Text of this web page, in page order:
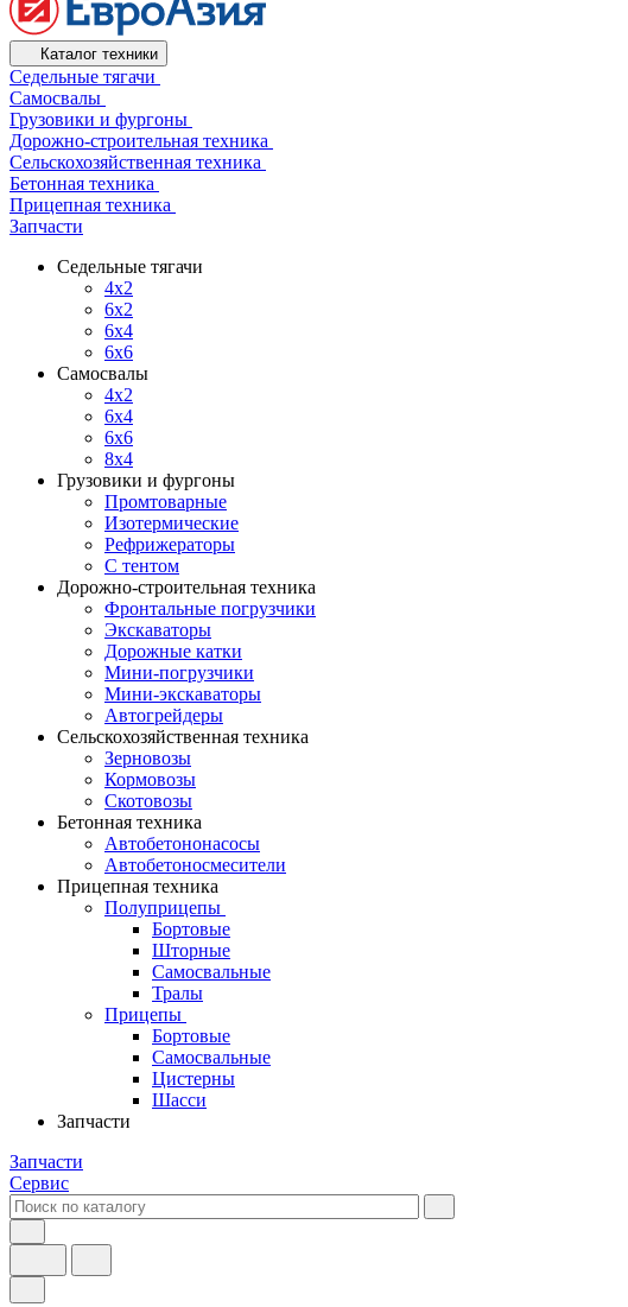
Каталог техники
Седельные тягачи
Самосвалы
Грузовики и фургоны
Дорожно-строительная техника
Сельскохозяйственная техника
Бетонная техника
Прицепная техника
Запчасти
Седельные тягачи
4x2
6x2
6x4
6x6
Самосвалы
4x2
6x4
6x6
8x4
Грузовики и фургоны
Промтоварные
Изотермические
Рефрижераторы
С тентом
Дорожно-строительная техника
Фронтальные погрузчики
Экскаваторы
Дорожные катки
Мини-погрузчики
Мини-экскаваторы
Автогрейдеры
Сельскохозяйственная техника
Зерновозы
Кормовозы
Скотовозы
Бетонная техника
Автобетононасосы
Автобетоносмесители
Прицепная техника
Полуприцепы
Бортовые
Шторные
Самосвальные
Тралы
Прицепы
Бортовые
Самосвальные
Цистерны
Шасси
Запчасти
Запчасти
Сервис